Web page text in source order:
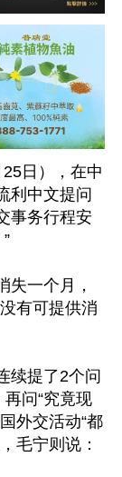
日），在中
利中文提问
事务行程安
失一个月，
有可提供消
续提了2个问
问“究竟现
外交活动“都
毛宁则说：